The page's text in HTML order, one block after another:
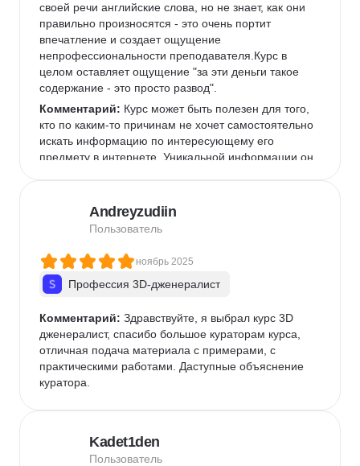
своей речи английские слова, но не знает, как они
правильно произносятся - это очень портит
впечатление и создает ощущение
непрофессиональности преподавателя.Курс в
целом оставляет ощущение "за эти деньги такое
содержание - это просто развод".
Комментарий: Курс может быть полезен для того,
кто по каким-то причинам не хочет самостоятельно
искать информацию по интересующему его
предмету в интернете. Уникальной информации он
через призму восприятия авторов.Таких денег
однозначно не стоит.
Andreyzudiin
Пользователь
ноябрь 2025
Профессия 3D-дженералист
Комментарий: Здравствуйте, я выбрал курс 3D
дженералист, спасибо большое кураторам курса,
отличная подача материала с примерами, с
практическими работами. Даступные объяснение
куратора.
Kadet1den
Пользователь